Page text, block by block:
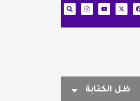
ظل الكتابة